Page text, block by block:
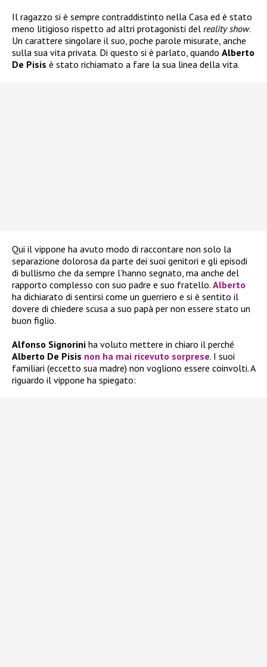
Il ragazzo si è sempre contraddistinto nella Casa ed è stato
meno litigioso rispetto ad altri protagonisti del reality show.
Un carattere singolare il suo, poche parole misurate, anche
sulla sua vita privata. Di questo si è parlato, quando Alberto
De Pisis è stato richiamato a fare la sua linea della vita.
Qui il vippone ha avuto modo di raccontare non solo la
separazione dolorosa da parte dei suoi genitori e gli episodi
di bullismo che da sempre l’hanno segnato, ma anche del
rapporto complesso con suo padre e suo fratello. Alberto
ha dichiarato di sentirsi come un guerriero e si è sentito il
dovere di chiedere scusa a suo papà per non essere stato un
buon figlio.
Alfonso Signorini ha voluto mettere in chiaro il perché
Alberto De Pisis non ha mai ricevuto sorprese. I suoi
familiari (eccetto sua madre) non vogliono essere coinvolti. A
riguardo il vippone ha spiegato: